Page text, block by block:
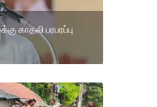
காதலி பரபரப்பு